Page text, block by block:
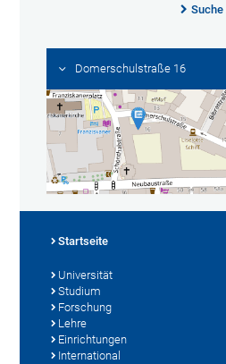
Domerschulstraße 16
Startseite
Universität
Studium
Forschung
Lehre
Einrichtungen
International